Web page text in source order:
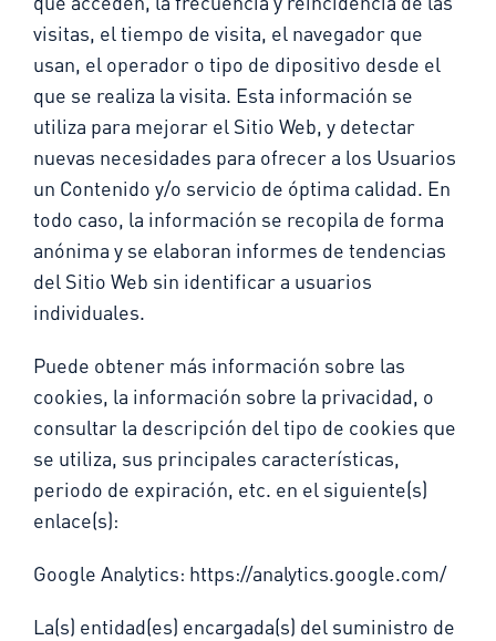
visitas, el tiempo de visita, el navegador que
usan, el operador o tipo de dipositivo desde el
que se realiza la visita. Esta información se
utiliza para mejorar el Sitio Web, y detectar
nuevas necesidades para ofrecer a los Usuarios
un Contenido y/o servicio de óptima calidad. En
todo caso, la información se recopila de forma
anónima y se elaboran informes de tendencias
del Sitio Web sin identificar a usuarios
individuales.
Puede obtener más información sobre las
cookies, la información sobre la privacidad, o
consultar la descripción del tipo de cookies que
se utiliza, sus principales características,
periodo de expiración, etc. en el siguiente(s)
enlace(s):
Google Analytics: https://analytics.google.com/
La(s) entidad(es) encargada(s) del suministro de